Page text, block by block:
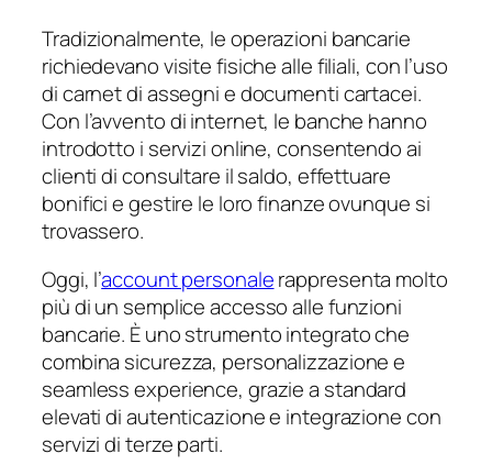
Tradizionalmente, le operazioni bancarie
richiedevano visite fisiche alle filiali, con l’uso
di carnet di assegni e documenti cartacei.
Con l’avvento di internet, le banche hanno
introdotto i servizi online, consentendo ai
clienti di consultare il saldo, effettuare
bonifici e gestire le loro finanze ovunque si
trovassero.
Oggi, l’account personalerappresenta molto
più di un semplice accesso alle funzioni
bancarie. È uno strumento integrato che
combina sicurezza, personalizzazione e
seamless experience, grazie a standard
elevati di autenticazione e integrazione con
servizi di terze parti.